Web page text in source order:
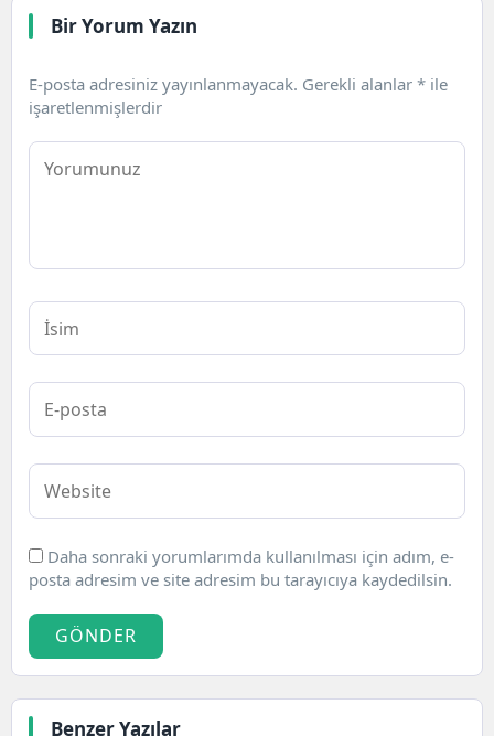
Bir Yorum Yazın
E-posta adresiniz yayınlanmayacak. Gerekli alanlar * ile
işaretlenmişlerdir
Daha sonraki yorumlarımda kullanılması için adım, e-
posta adresim ve site adresim bu tarayıcıya kaydedilsin.
GÖNDER
Benzer Yazılar